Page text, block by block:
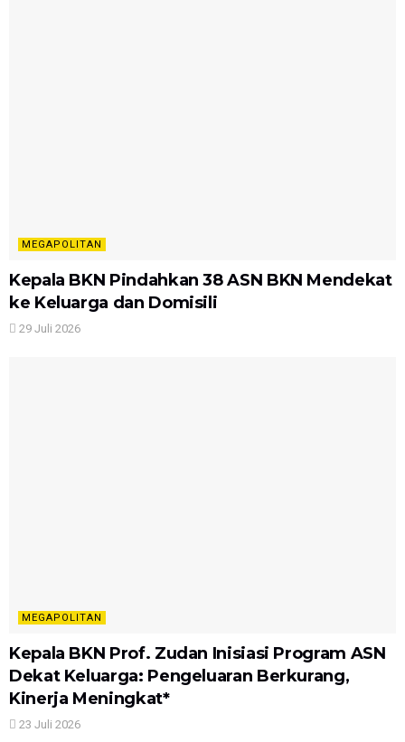
MEGAPOLITAN
Kepala BKN Pindahkan 38 ASN BKN Mendekat
ke Keluarga dan Domisili
29 Juli 2026
MEGAPOLITAN
Kepala BKN Prof. Zudan Inisiasi Program ASN
Dekat Keluarga: Pengeluaran Berkurang,
Kinerja Meningkat*
23 Juli 2026